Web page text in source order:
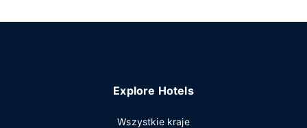
Explore Hotels
Wszystkie kraje